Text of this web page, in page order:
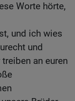
Worte hörte,
und ich wies
und
an euren